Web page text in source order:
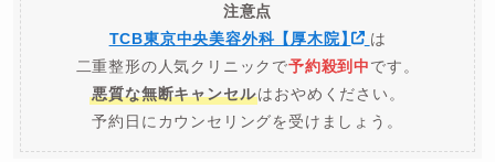
注意点
TCB東京中央美容外科【厚木院】
は
二重整形の人気クリニックで予約殺到中です。
悪質な無断キャンセルはおやめください。
予約日にカウンセリングを受けましょう。